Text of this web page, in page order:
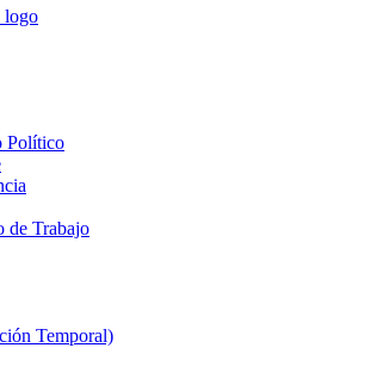
Político
de Trabajo
Temporal)